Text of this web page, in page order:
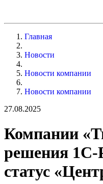
Главная
Новости
Новости компании
Новости компании
27.08.2025
Компании
решения 1С-
статус